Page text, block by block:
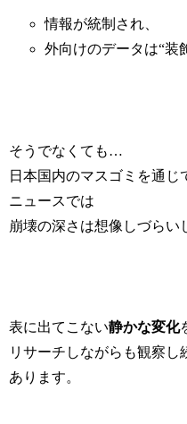
情報が統制され、
外向けのデータは“装
そうでなくても…
日本国内のマスゴミを通じ
ニュースでは
崩壊の深さは想像しづらい
表に出てこない静かな変化
リサーチしながらも観察し
あります。